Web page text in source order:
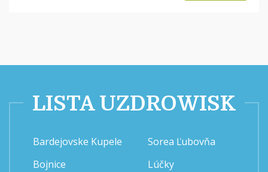
LISTA UZDROWISK
Bardejovske Kupele
Bojnice
Sorea Ľubovňa
Lúčky